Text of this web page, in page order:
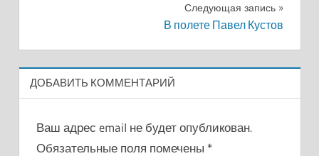
Следующая запись
В полете Павел Кустов
ДОБАВИТЬ КОММЕНТАРИЙ
Ваш адрес email не будет опубликован.
Обязательные поля помечены *